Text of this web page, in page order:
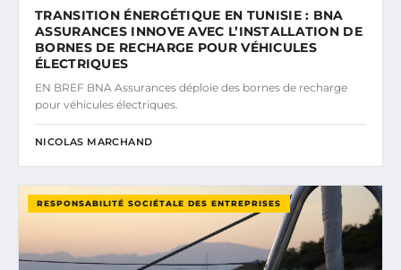
TRANSITION ÉNERGÉTIQUE EN TUNISIE : BNA
ASSURANCES INNOVE AVEC L’INSTALLATION DE
BORNES DE RECHARGE POUR VÉHICULES
ÉLECTRIQUES
EN BREF BNA Assurances déploie des bornes de recharge
pour véhicules électriques.
NICOLAS MARCHAND
RESPONSABILITÉ SOCIÉTALE DES ENTREPRISES